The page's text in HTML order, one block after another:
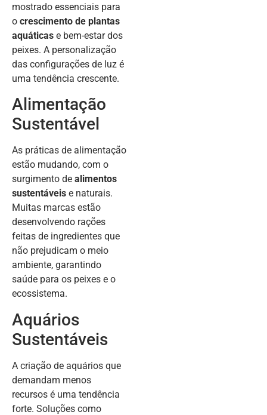
mostrado essenciais para
o crescimento de plantas
aquáticas e bem-estar dos
peixes. A personalização
das configurações de luz é
uma tendência crescente.
Alimentação
Sustentável
As práticas de alimentação
estão mudando, com o
surgimento de alimentos
sustentáveis e naturais.
Muitas marcas estão
desenvolvendo rações
feitas de ingredientes que
não prejudicam o meio
ambiente, garantindo
saúde para os peixes e o
ecossistema.
Aquários
Sustentáveis
A criação de aquários que
demandam menos
recursos é uma tendência
forte. Soluções como